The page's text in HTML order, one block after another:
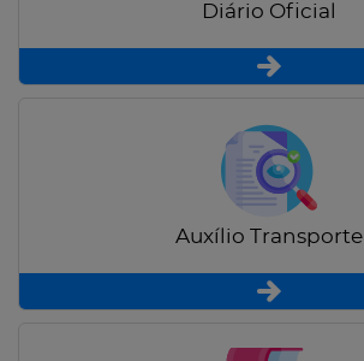
Diário Oficial
Auxílio Transporte